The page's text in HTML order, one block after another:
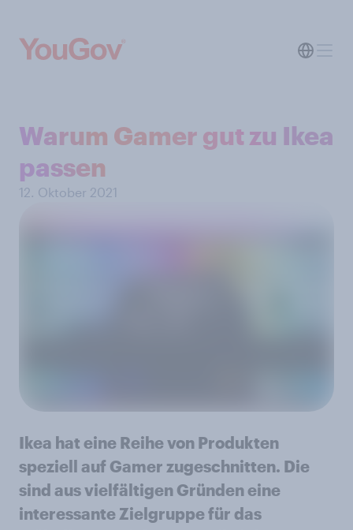
Warum Gamer gut zu Ikea
passen
12. Oktober 2021
Ikea hat eine Reihe von Produkten
speziell auf Gamer zugeschnitten. Die
sind aus vielfältigen Gründen eine
interessante Zielgruppe für das